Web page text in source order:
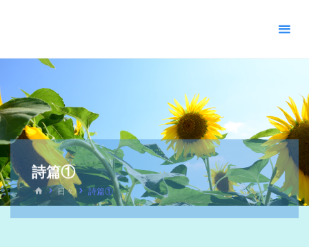
ス
教
福
宣
会
_
摂
詩篇①
日々 詩篇①